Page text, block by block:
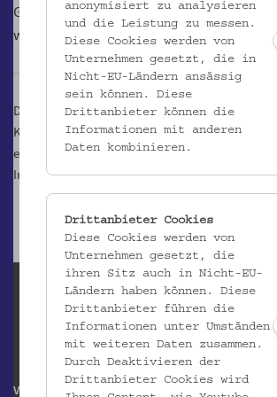
Gartenschlauch zum Leben erwachen!
wir im Museumsgarten.
Dauer: jew. 3 Stunden
Keine Teilnahmegebühren, beschränkte
erforderlich
In Zusammenarbeit mit dem Verein wienXtra
Volkskundemuseum Wien
anonymisiert zu analysieren
und die Leistung zu messen.
Diese Cookies werden von
Unternehmen gesetzt, die in
Nicht-EU-Ländern ansässig
sein können. Diese
Drittanbieter können die
Informationen mit anderen
Daten kombinieren.
Drittanbieter Cookies
Diese Cookies werden von
Unternehmen gesetzt, die
ihren Sitz auch in Nicht-EU-
Ländern haben können. Diese
Drittanbieter führen die
Informationen unter Umständen
mit weiteren Daten zusammen.
Durch Deaktivieren der
Drittanbieter Cookies wird